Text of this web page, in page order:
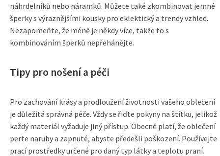
náhrdelníků nebo náramků. Můžete také zkombinovat jemné
šperky s výraznějšími kousky pro eklektický a trendy vzhled.
Nezapomeňte, že méně je někdy více, takže to s
kombinováním šperků nepřehánějte.
Tipy pro nošení a péči
Pro zachování krásy a prodloužení životnosti vašeho oblečení
je důležitá správná péče. Vždy se řiďte pokyny na štítku, jelikož
každý materiál vyžaduje jiný přístup. Obecně platí, že oblečení
perte naruby a zapnuté, abyste předešli poškození. Používejte
prací prostředky určené pro daný typ látky a teplotu praní.